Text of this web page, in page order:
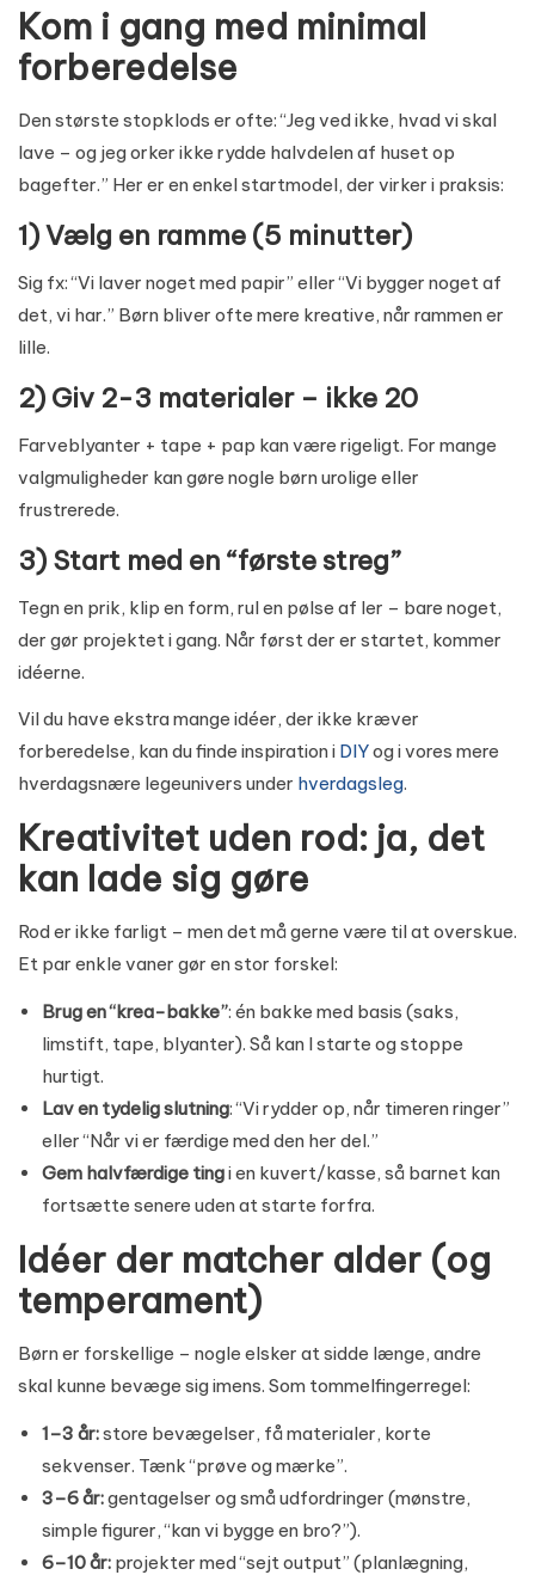
Kom i gang med minimal
forberedelse
Den største stopklods er ofte: “Jeg ved ikke, hvad vi skal
lave – og jeg orker ikke rydde halvdelen af huset op
bagefter.” Her er en enkel startmodel, der virker i praksis:
1) Vælg en ramme (5 minutter)
Sig fx: “Vi laver noget med papir” eller “Vi bygger noget af
det, vi har.” Børn bliver ofte mere kreative, når rammen er
lille.
2) Giv 2-3 materialer – ikke 20
Farveblyanter + tape + pap kan være rigeligt. For mange
valgmuligheder kan gøre nogle børn urolige eller
frustrerede.
3) Start med en “første streg”
Tegn en prik, klip en form, rul en pølse af ler – bare noget,
der gør projektet i gang. Når først der er startet, kommer
idéerne.
Vil du have ekstra mange idéer, der ikke kræver
forberedelse, kan du finde inspiration i DIYog i vores mere
hverdagsnære legeunivers under hverdagsleg.
Kreativitet uden rod: ja, det
kan lade sig gøre
Rod er ikke farligt – men det må gerne være til at overskue.
Et par enkle vaner gør en stor forskel:
Brug en “krea-bakke”: én bakke med basis (saks,
limstift, tape, blyanter). Så kan I starte og stoppe
hurtigt.
Lav en tydelig slutning: “Vi rydder op, når timeren ringer”
eller “Når vi er færdige med den her del.”
Gem halvfærdige tingi en kuvert/kasse, så barnet kan
fortsætte senere uden at starte forfra.
Idéer der matcher alder (og
temperament)
Børn er forskellige – nogle elsker at sidde længe, andre
skal kunne bevæge sig imens. Som tommelfingerregel:
1–3 år:store bevægelser, få materialer, korte
sekvenser. Tænk “prøve og mærke”.
3–6 år:gentagelser og små udfordringer (mønstre,
simple figurer, “kan vi bygge en bro?”).
6–10 år: projekter med “sejt output” (planlægning,